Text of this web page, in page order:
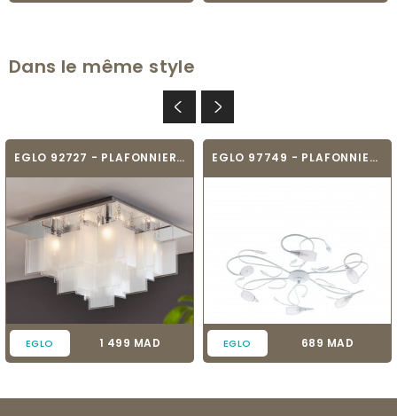
Dans le même style
EGLO 92727 - PLAFONNIER - CONDRADA 1
EGLO Prix
1 499 MAD
EGLO 97749 - PLAFONNIER - GERBERA 2
EGLO Prix
689 MAD